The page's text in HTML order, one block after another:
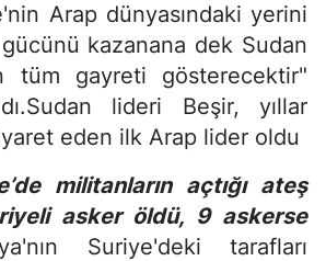
Arap dünyasındaki yerini
kazanana dek Sudan
tüm gayreti gösterecektir"
lideri Beşir, yıllar
eden ilk Arap lider oldu
militanların açtığı ateş
asker öldü, 9 askerse
Suriye'deki tarafları